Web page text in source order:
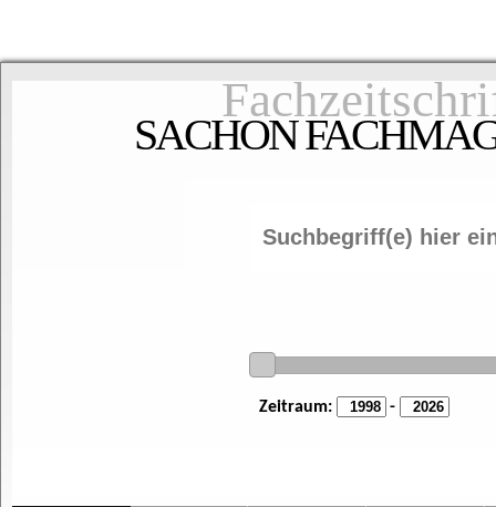
SACHON
Zeitraum: -